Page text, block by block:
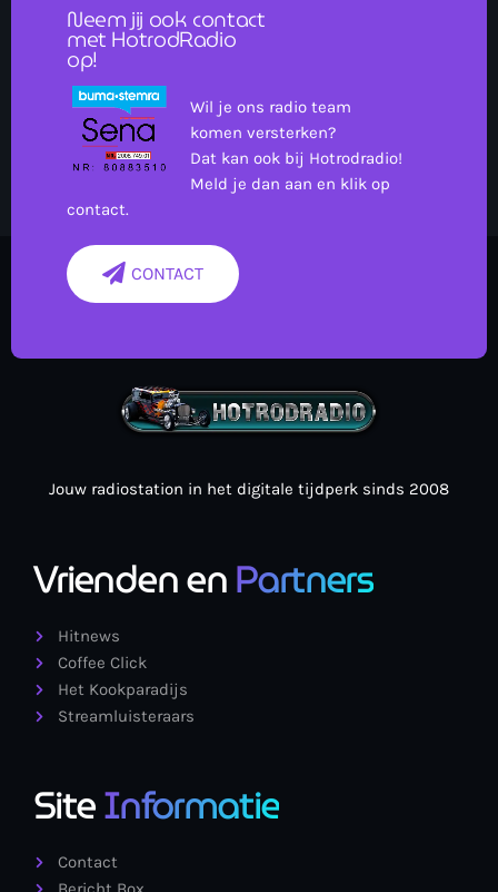
Neem jij ook contact
met HotrodRadio
op!
Wil je ons radio team
komen versterken?
Dat kan ook bij Hotrodradio!
Meld je dan aan en klik op
contact.
CONTACT
Jouw radiostation in het digitale tijdperk sinds 2008
Vrienden enPartners
Hitnews
Coffee Click
Het Kookparadijs
Streamluisteraars
SiteInformatie
Contact